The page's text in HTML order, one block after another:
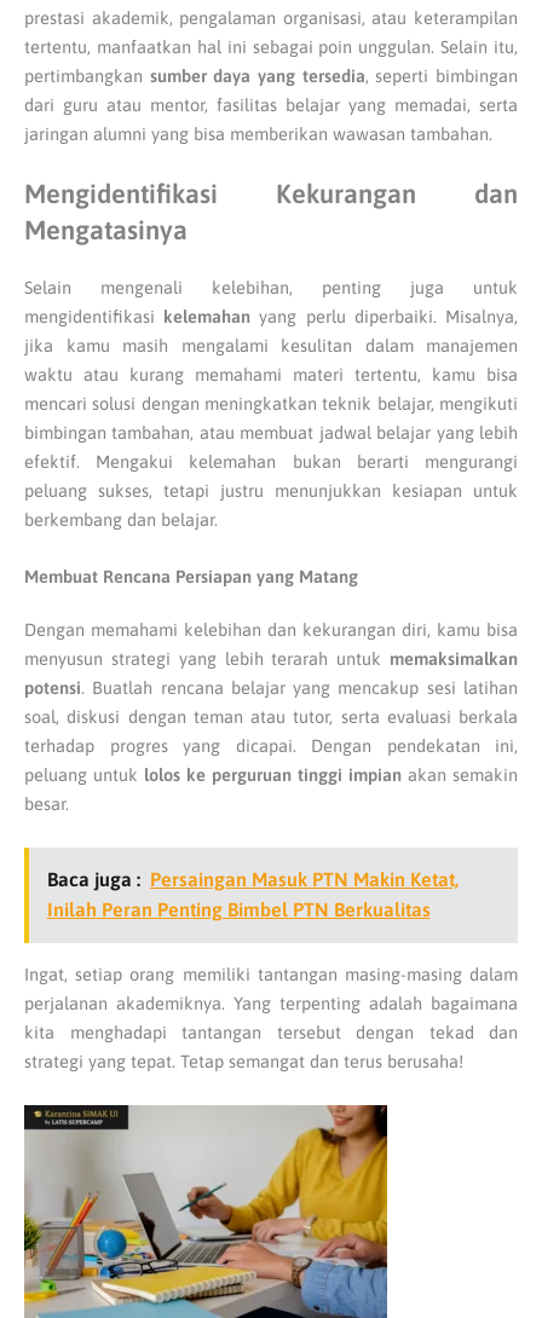
prestasi akademik, pengalaman organisasi, atau keterampilan
tertentu, manfaatkan hal ini sebagai poin unggulan. Selain itu,
pertimbangkan sumber daya yang tersedia, seperti bimbingan
dari guru atau mentor, fasilitas belajar yang memadai, serta
jaringan alumni yang bisa memberikan wawasan tambahan.
Mengidentifikasi Kekurangan dan
Mengatasinya
Selain mengenali kelebihan, penting juga untuk
mengidentifikasi kelemahan yang perlu diperbaiki. Misalnya,
jika kamu masih mengalami kesulitan dalam manajemen
waktu atau kurang memahami materi tertentu, kamu bisa
mencari solusi dengan meningkatkan teknik belajar, mengikuti
bimbingan tambahan, atau membuat jadwal belajar yang lebih
efektif. Mengakui kelemahan bukan berarti mengurangi
peluang sukses, tetapi justru menunjukkan kesiapan untuk
berkembang dan belajar.
Membuat Rencana Persiapan yang Matang
Dengan memahami kelebihan dan kekurangan diri, kamu bisa
menyusun strategi yang lebih terarah untuk memaksimalkan
potensi. Buatlah rencana belajar yang mencakup sesi latihan
soal, diskusi dengan teman atau tutor, serta evaluasi berkala
terhadap progres yang dicapai. Dengan pendekatan ini,
peluang untuk lolos ke perguruan tinggi impian akan semakin
besar.
Baca juga : Persaingan Masuk PTN Makin Ketat,
Inilah Peran Penting Bimbel PTN Berkualitas
Ingat, setiap orang memiliki tantangan masing-masing dalam
perjalanan akademiknya. Yang terpenting adalah bagaimana
kita menghadapi tantangan tersebut dengan tekad dan
strategi yang tepat. Tetap semangat dan terus berusaha!